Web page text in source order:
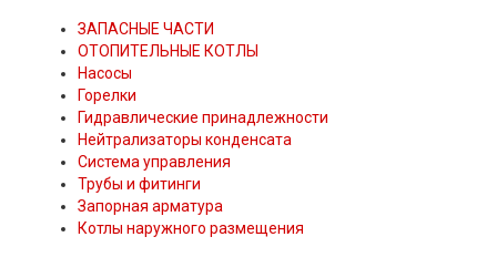
ЗАПАСНЫЕ ЧАСТИ
ОТОПИТЕЛЬНЫЕ КОТЛЫ
Насосы
Горелки
Гидравлические принадлежности
Нейтрализаторы конденсата
Система управления
Трубы и фитинги
Запорная арматура
Котлы наружного размещения